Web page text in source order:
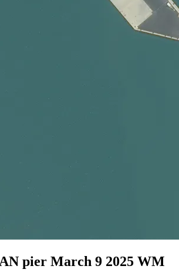
pier March 9 2025 WM